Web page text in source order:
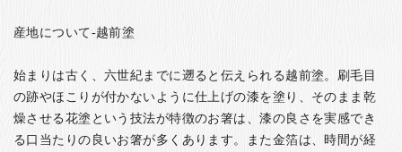
産地について-越前塗
始まりは古く、六世紀までに遡ると伝えられる越前塗。刷毛目
の跡やほこりが付かないように仕上げの漆を塗り、そのまま乾
燥させる花塗という技法が特徴のお箸は、漆の良さを実感でき
る口当たりの良いお箸が多くあります。また金箔は、時間が経